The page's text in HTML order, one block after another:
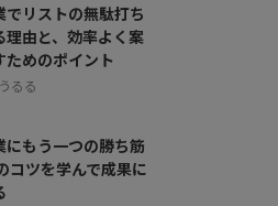
でリストの無駄打ち
理由と、効率よく案
ためのポイント
るる
にもう一つの勝ち筋
コツを学んで成果に